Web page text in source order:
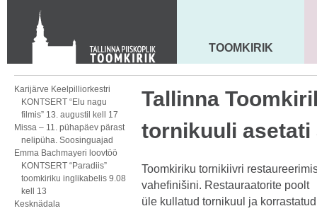
KONTAKT
Toom-Kooli 6, 10130 TALLINN
tallinna.toom@eelk.ee
MAARJA KIRIK
TOOMKIRIK
Karijärve Keelpilliorkestri
KONTSERT “Elu nagu
filmis” 13. augustil kell 17
Missa – 11. pühapäev pärast
nelipüha. Soosinguajad
Emma Bachmayeri loovtöö
KONTSERT “Paradiis”
toomkiriku inglikabelis 9.08
kell 13
Kesknädala
Tallinna
tornikuuli asetati
Toomkiriku tornikiivri
vahefinišini. Restauraatorite poolt
üle kullatud tornikuul ja